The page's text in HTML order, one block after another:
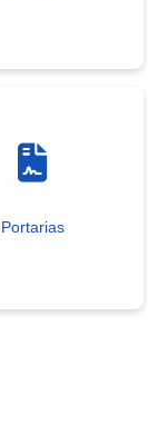
Portarias